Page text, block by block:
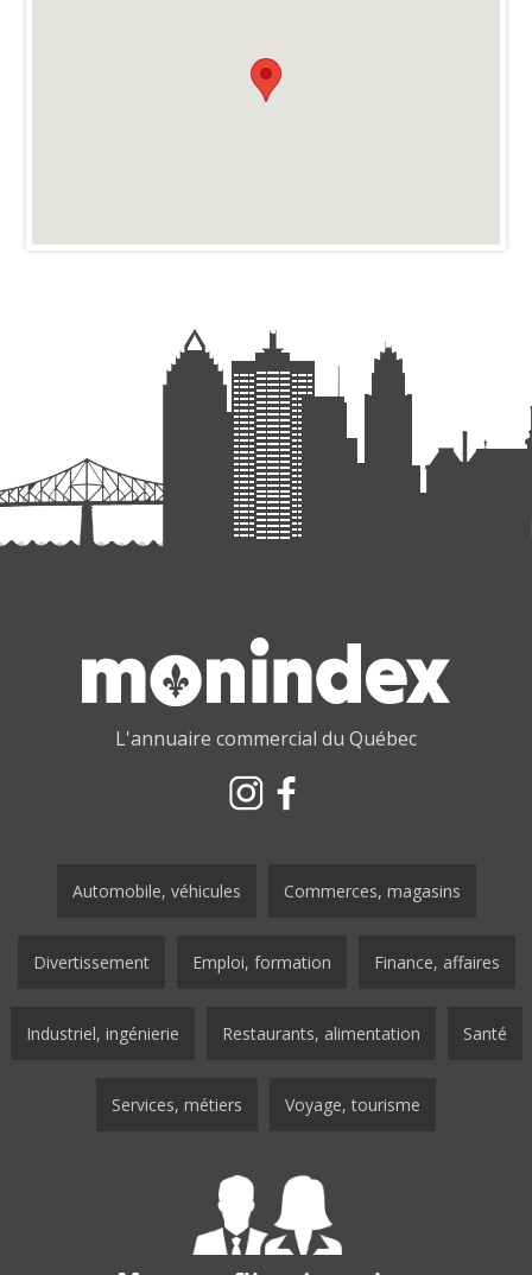
L'annuaire commercial du Québec
Automobile, véhicules Commerces, magasins
Divertissement Emploi, formation Finance, affaires
Industriel, ingénierie Restaurants, alimentation Santé
Services, métiers Voyage, tourisme